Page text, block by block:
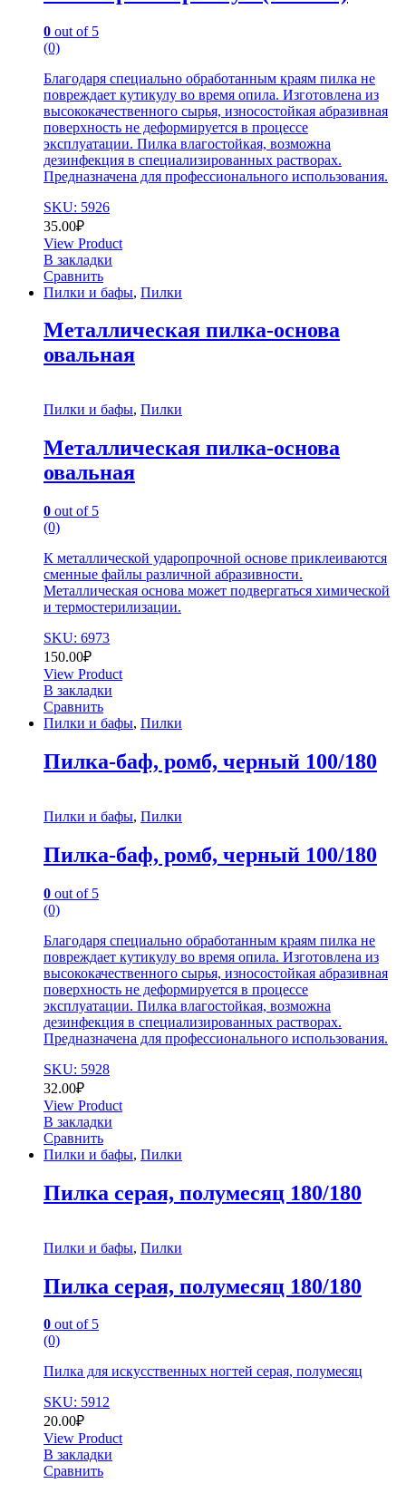
0 out of 5
(0)
Благодаря специально обработанным краям пилка не
повреждает кутикулу во время опила. Изготовлена из
высококачественного сырья, износостойкая абразивная
поверхность не деформируется в процессе
эксплуатации. Пилка влагостойкая, возможна
дезинфекция в специализированных растворах.
Предназначена для профессионального использования.
SKU: 5926
35.00₽
View Product
В закладки
Сравнить
Пилки и бафы, Пилки
Металлическая пилка-основа
овальная
Пилки и бафы, Пилки
Металлическая пилка-основа
овальная
0 out of 5
(0)
К металлической ударопрочной основе приклеиваются
сменные файлы различной абразивности.
Металлическая основа может подвергаться химической
и термостерилизации.
SKU: 6973
150.00₽
View Product
В закладки
Сравнить
Пилки и бафы, Пилки
Пилка-баф, ромб, черный 100/180
Пилки и бафы, Пилки
Пилка-баф, ромб, черный 100/180
0 out of 5
(0)
Благодаря специально обработанным краям пилка не
повреждает кутикулу во время опила. Изготовлена из
высококачественного сырья, износостойкая абразивная
поверхность не деформируется в процессе
эксплуатации. Пилка влагостойкая, возможна
дезинфекция в специализированных растворах.
Предназначена для профессионального использования.
SKU: 5928
32.00₽
View Product
В закладки
Сравнить
Пилки и бафы, Пилки
Пилка серая, полумесяц 180/180
Пилки и бафы, Пилки
Пилка серая, полумесяц 180/180
0 out of 5
(0)
Пилка для искусственных ногтей серая, полумесяц
SKU: 5912
20.00₽
View Product
В закладки
Сравнить